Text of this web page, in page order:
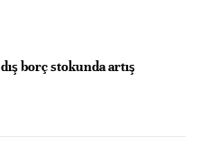
borç stokunda artış